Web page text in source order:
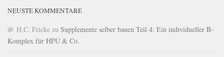
NEUSTE KOMMENTARE
H.C. Fricke zu Supplemente selber bauen Teil 4: Ein individueller B-
Komplex für HPU & Co.